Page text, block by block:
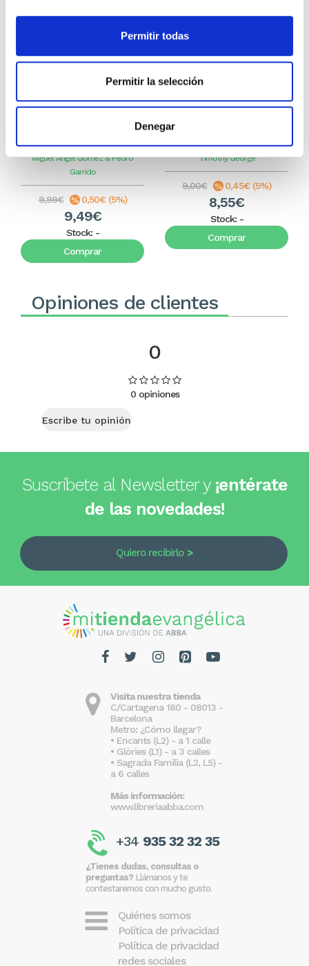
Permitir todas
Permitir la selección
Denegar
Miguel Ángel Gómez & Pedro
Garrido
9,99€ 0,50€ (5%)
9,49€
Stock: -
Comprar
Timothy George
9,00€ 0,45€ (5%)
8,55€
Stock: -
Comprar
Opiniones de clientes
0
0 opiniones
Escribe tu opinión
Suscríbete al Newsletter y ¡entérate
de las novedades!
Quiero recibirlo
Visita nuestra tienda
C/Cartagena 180 - 08013 -
Barcelona
Metro: ¿Cómo llegar?
• Encants (L2) - a 1 calle
• Glòries (L1) - a 3 calles
• Sagrada Familia (L2, L5) -
a 6 calles
Más información:
www.libreriaabba.com
+34 935 32 32 35
¿Tienes dudas, consultas o
preguntas? Llámanos y te
contestaremos con mucho gusto.
Quiénes somos
Política de privacidad
Política de privacidad
redes sociales